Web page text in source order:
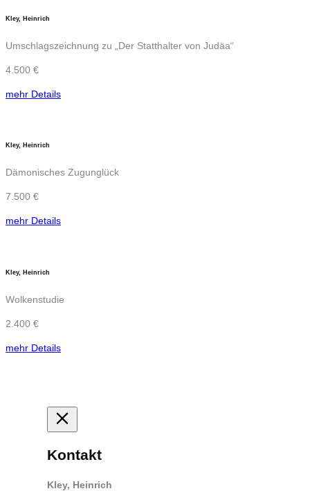
Kley, Heinrich
Umschlagszeichnung zu „Der Statthalter von Judäa“
4.500 €
mehr Details
Kley, Heinrich
Dämonisches Zugunglück
7.500 €
mehr Details
Kley, Heinrich
Wolkenstudie
2.400 €
mehr Details
Kontakt
Kley, Heinrich